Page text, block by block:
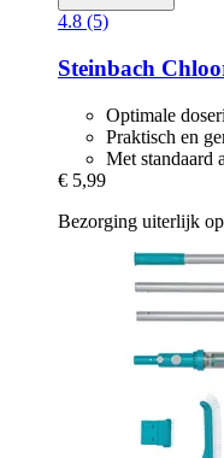
4.8 (5)
Steinbach
Optimale
Praktisch en
Met standaard
€ 5,99
Bezorging uiterlijk